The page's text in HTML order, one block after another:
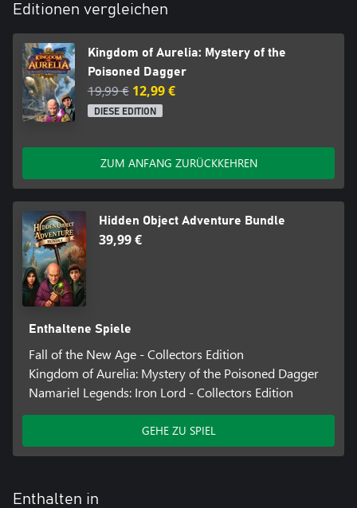
Editionen vergleichen
Kingdom of Aurelia: Mystery of the
Poisoned Dagger
19,99 € 12,99 €
DIESE EDITION
ZUM ANFANG ZURÜCKKEHREN
Hidden Object Adventure Bundle
39,99 €
Enthaltene Spiele
Fall of the New Age - Collectors Edition
Kingdom of Aurelia: Mystery of the Poisoned Dagger
Namariel Legends: Iron Lord - Collectors Edition
GEHE ZU SPIEL
Enthalten in